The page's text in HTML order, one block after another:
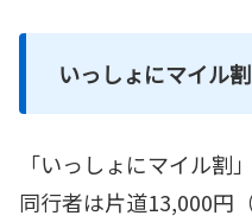
いっしょにマイル割
「いっしょにマイル割
同行者は片道13,000円